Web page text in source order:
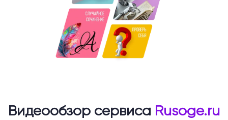
Видеообзор сервиса Rusoge.ru